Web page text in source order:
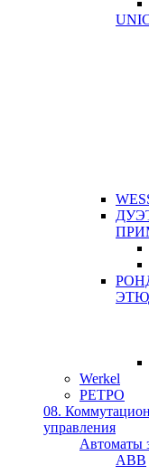
Werkel
РЕТРО
08.
управления
Автоматы
ABB